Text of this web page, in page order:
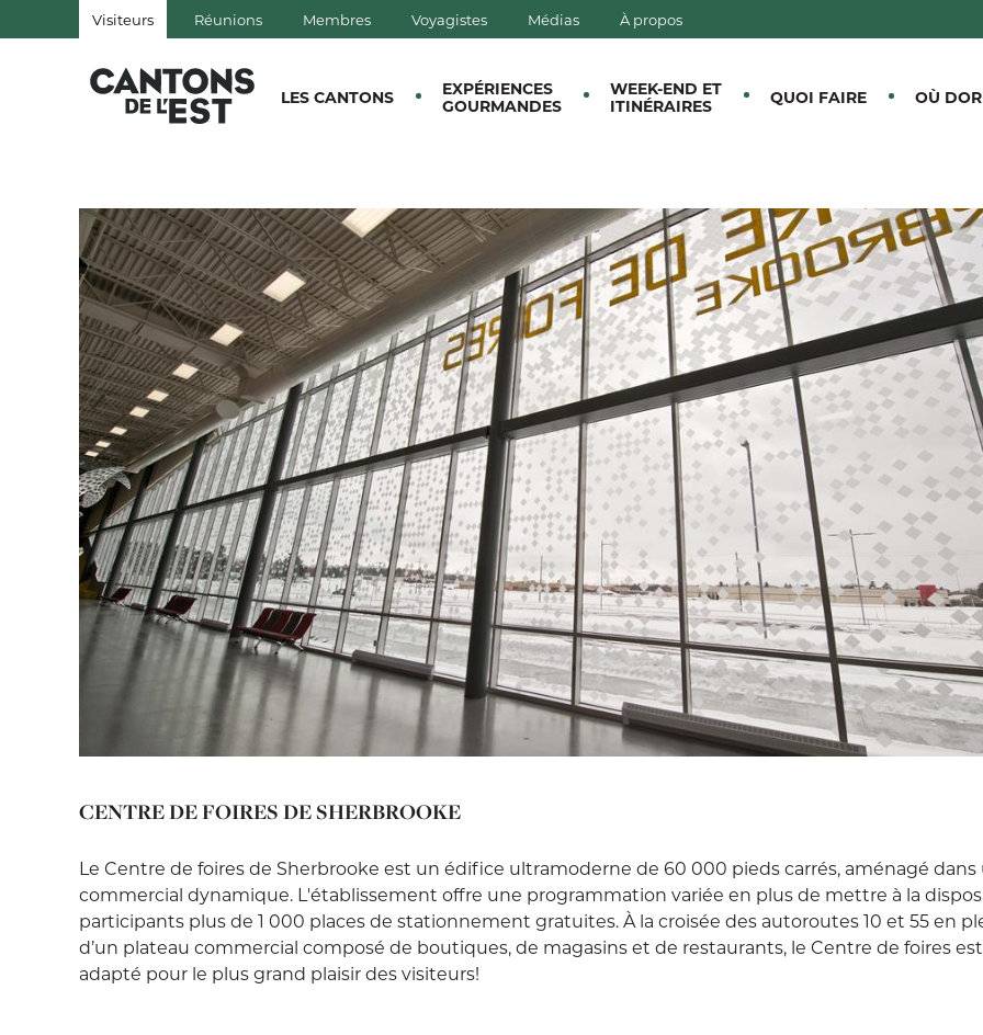
Visiteurs Réunions Membres Voyagistes Médias À propos
LES CANTONS
EXPÉRIENCES
GOURMANDES
WEEK-END ET
ITINÉRAIRES
QUOI FAIRE OÙ
CENTRE DE FOIRES DE SHERBROOKE
Le Centre de foires de Sherbrooke est un édifice ultramoderne de 60 000 pieds carrés, aménagé dans
commercial dynamique. L'établissement offre une programmation variée en plus de mettre à la
participants plus de 1 000 places de stationnement gratuites. À la croisée des autoroutes 10 et 55 en
d’un plateau commercial composé de boutiques, de magasins et de restaurants, le Centre de foires
adapté pour le plus grand plaisir des visiteurs!